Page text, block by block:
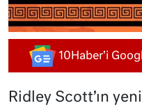
10Haber'i
Ridley Scott’ın